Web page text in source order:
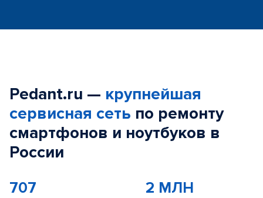
Pedant.ru — крупнейшая
сервисная сеть по ремонту
смартфонов и ноутбуков в
России
707 2 МЛН